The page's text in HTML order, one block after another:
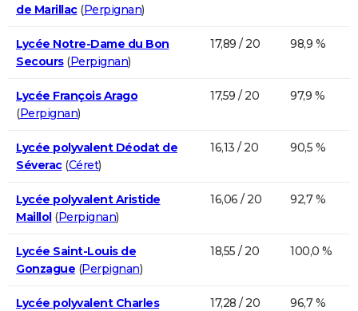
de Marillac(Perpignan)
Lycée Notre-Dame du Bon
Secours(Perpignan)
17,89 / 20 98,9 %
Lycée François Arago
(Perpignan)
17,59 / 20 97,9 %
Lycée polyvalent Déodat de
Séverac(Céret)
16,13 / 20 90,5 %
Lycée polyvalent Aristide
Maillol(Perpignan)
16,06 / 20 92,7 %
Lycée Saint-Louis de
Gonzague (Perpignan)
18,55 / 20 100,0 %
Lycée polyvalent Charles
17,28 / 20 96,7 %